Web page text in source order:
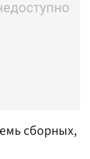
сборных,